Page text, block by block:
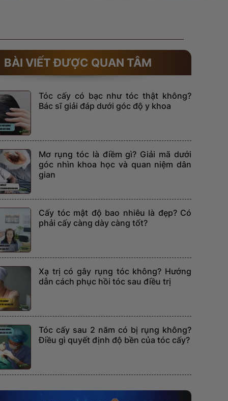
BÀI VIẾT ĐƯỢC QUAN TÂM
Tóc cấy có bạc như tóc thật không?
Bác sĩ giải đáp dưới góc độ y khoa
Mơ rụng tóc là điềm gì? Giải mã dưới
góc nhìn khoa học và quan niệm dân
gian
Cấy tóc mật độ bao nhiêu là đẹp? Có
phải cấy càng dày càng tốt?
Xạ trị có gây rụng tóc không? Hướng
dẫn cách phục hồi tóc sau điều trị
Tóc cấy sau 2 năm có bị rụng không?
Điều gì quyết định độ bền của tóc cấy?